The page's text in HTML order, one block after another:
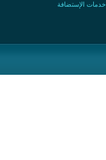
خدمات الإستضافة